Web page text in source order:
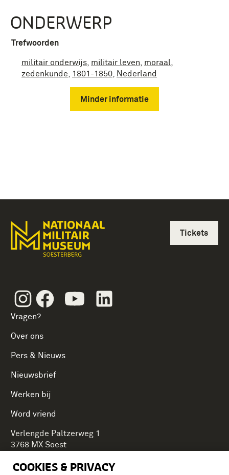
COOKIES & PRIVACY
ONDERWERP
Trefwoorden
militair onderwijs militair leven moraal
zedenkunde
1801-1850 Nederland
Minder informatie
InstagramFacebookYoutube
Vragen?
Over ons
Pers & Nieuws
Nieuwsbrief
Werken bij
Word vriend
Tickets
Verlengde Paltzerweg 1
3768 MX Soest